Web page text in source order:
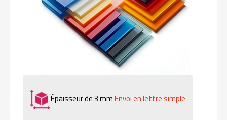
Épaisseur de 3 mmEnvoi en lettre simple